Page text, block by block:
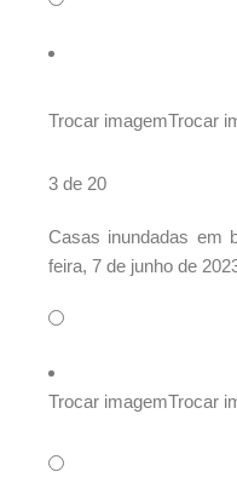
Trocar imagemTrocar
3 de 20
Casas inundadas em
feira, 7 de junho de
Trocar imagemTrocar